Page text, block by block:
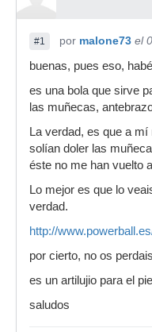
#1 por malone73 el
buenas, pues eso,
es una bola que sirve
las muñecas,
La verdad, es que a
solían doler las
éste no me han vuelto
Lo mejor es que lo
verdad.
http://
por cierto, no os
es un artilujio para el
saludos